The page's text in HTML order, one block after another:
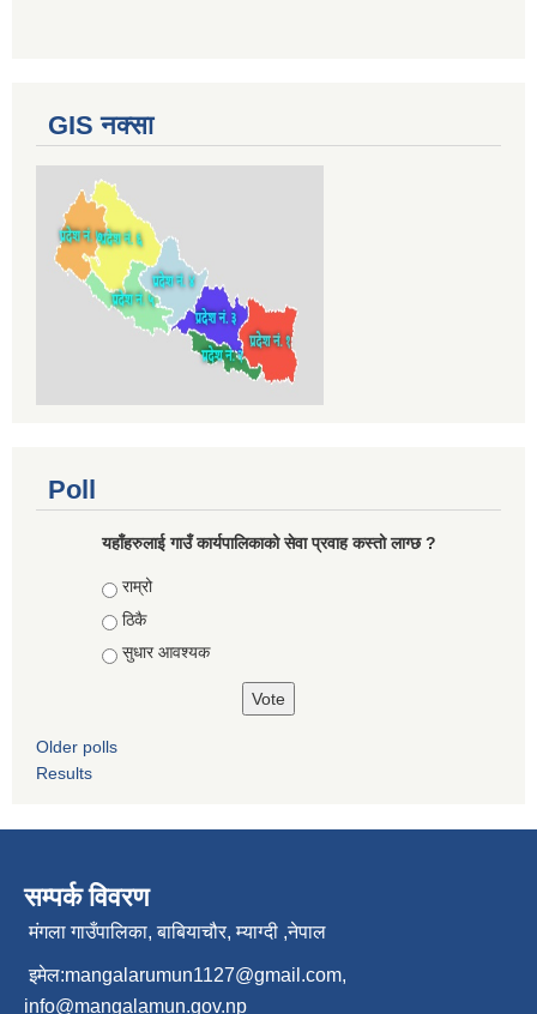
GIS नक्सा
Poll
यहाँहरुलाई गाउँ कार्यपालिकाको सेवा प्रवाह कस्तो लाग्छ ?
Choices
राम्रो
ठिकै
सुधार आवश्यक
Older polls
Results
सम्पर्क विवरण
मंगला गाउँपालिका, बाबियाचौर, म्याग्दी ,नेपाल
इमेल:mangalarumun1127@gmail.com,
info@mangalamun.gov.np